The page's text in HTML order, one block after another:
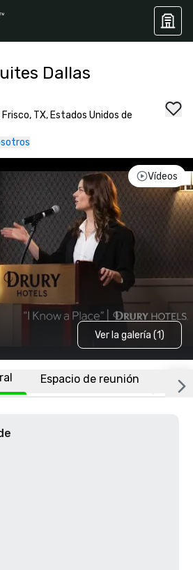
Dallas
TX, Estados Unidos de
Vídeos
Ver la galería (1)
Espacio de reunión